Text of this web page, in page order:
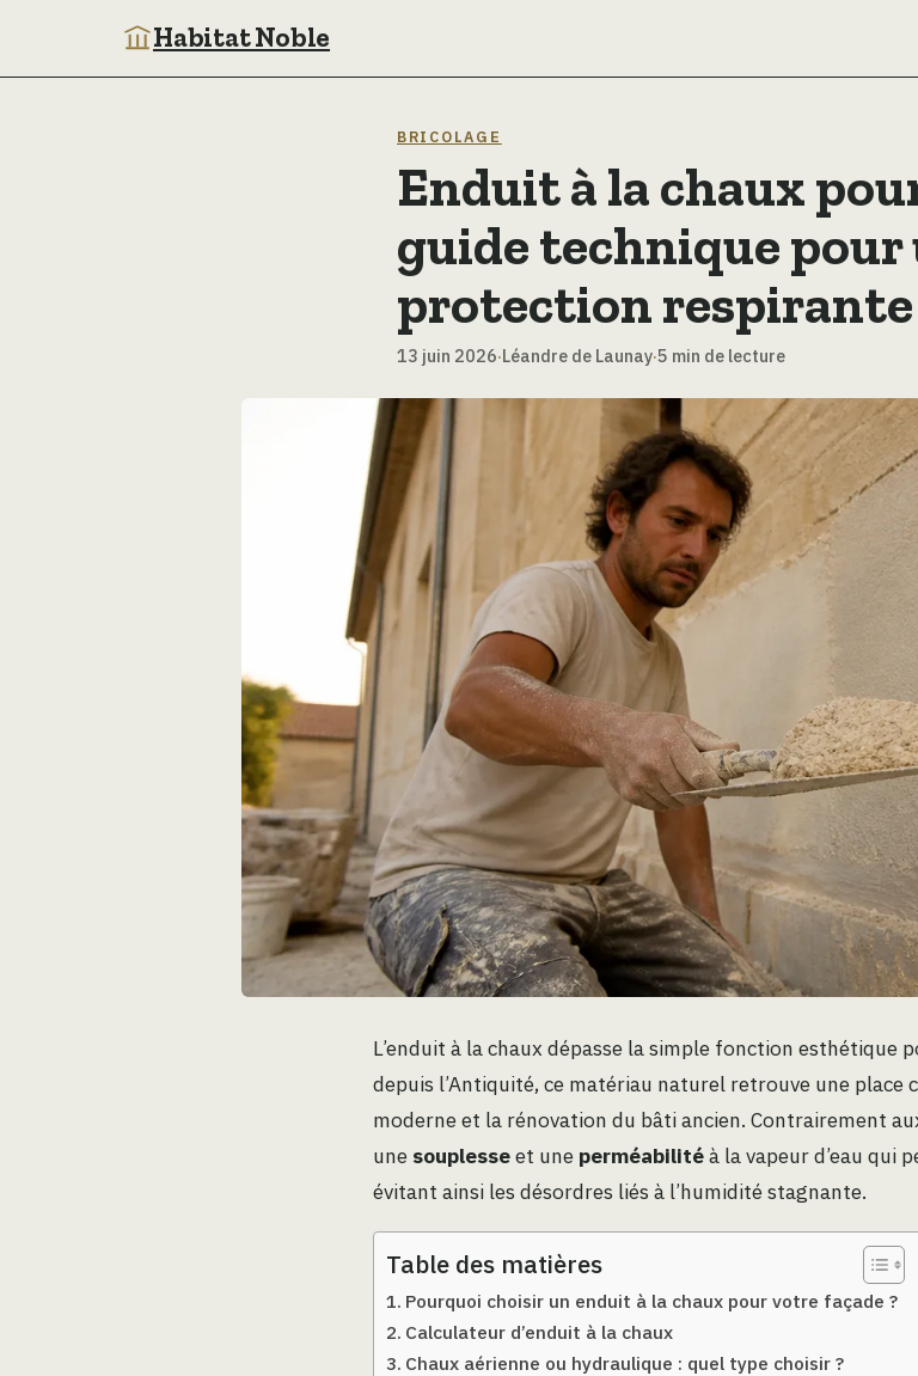
Habitat Noble
BRICOLAGE
Enduit à la chaux
guide technique pour
protection
13 juin 2026·Léandre de Launay·5 min de lecture
L’enduit à la chaux dépasse la simple fonction esthétique
depuis l’Antiquité, ce matériau naturel retrouve une place
moderne et la rénovation du bâti ancien. Contrairement
une souplesseet une perméabilitéà la vapeur d’eau qui
évitant ainsi les désordres liés à l’humidité stagnante.
Table des matières
Pourquoi choisir un enduit à la chaux pour votre façade ?
Calculateur d’enduit à la chaux
Chaux aérienne ou hydraulique : quel type choisir ?